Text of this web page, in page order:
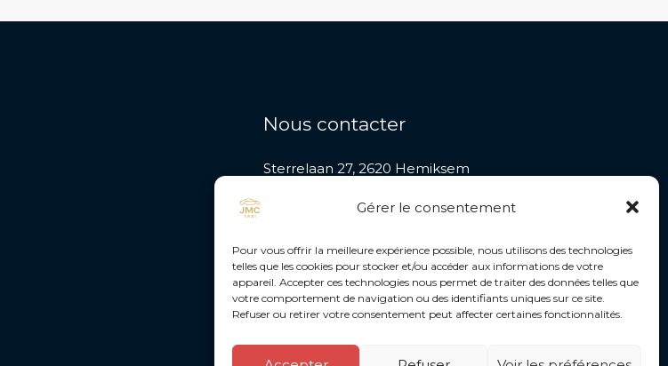
Gérer le consentement
Pour vous offrir la meilleure expérience possible, nous utilisons des technologies
telles que les cookies pour stocker et/ou accéder aux informations de votre
appareil. Accepter ces technologies nous permet de traiter des données telles que
votre comportement de navigation ou des identifiants uniques sur ce site.
Refuser ou retirer votre consentement peut affecter certaines fonctionnalités.
Nous contacter
Sterrelaan 27, 2620 Hemiksem
contact@jmctaxi.be